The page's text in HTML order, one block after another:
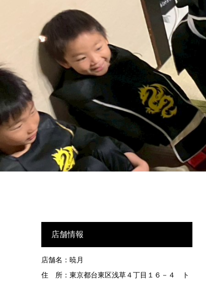
店舗情報
店舗名：暁月
住 所：東京都台東区浅草４丁目１６－４ ト